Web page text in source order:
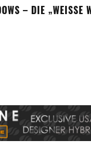
– DIE „WEISSE